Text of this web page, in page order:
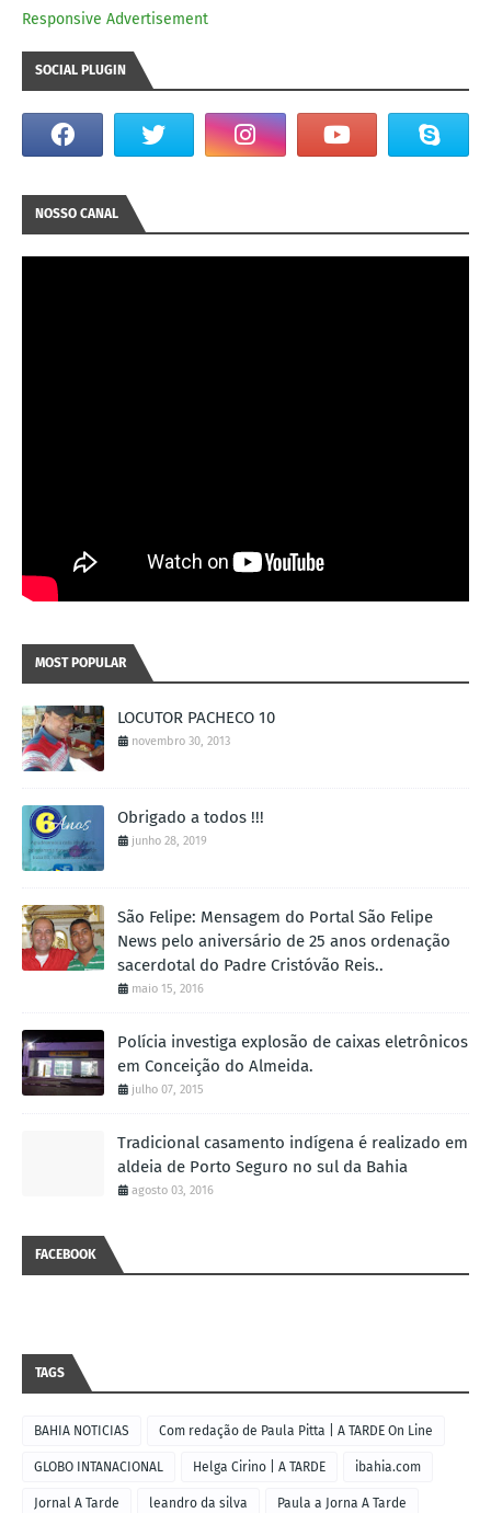
Responsive Advertisement
SOCIAL PLUGIN
NOSSO CANAL
MOST POPULAR
LOCUTOR PACHECO 10
novembro 30, 2013
Obrigado a todos !!!
junho 28, 2019
São Felipe: Mensagem do Portal São Felipe
News pelo aniversário de 25 anos ordenação
sacerdotal do Padre Cristóvão Reis..
maio 15, 2016
Polícia investiga explosão de caixas eletrônicos
em Conceição do Almeida.
julho 07, 2015
Tradicional casamento indígena é realizado em
aldeia de Porto Seguro no sul da Bahia
agosto 03, 2016
FACEBOOK
TAGS
BAHIA NOTICIAS Com redação de Paula Pitta | A TARDE On Line
GLOBO INTANACIONAL Helga Cirino | A TARDE ibahia.com
Jornal A Tarde leandro da silva Paula a Jorna A Tarde